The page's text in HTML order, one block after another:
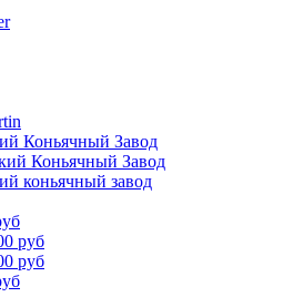
Коньячный Завод
Коньячный Завод
коньячный завод
руб
руб